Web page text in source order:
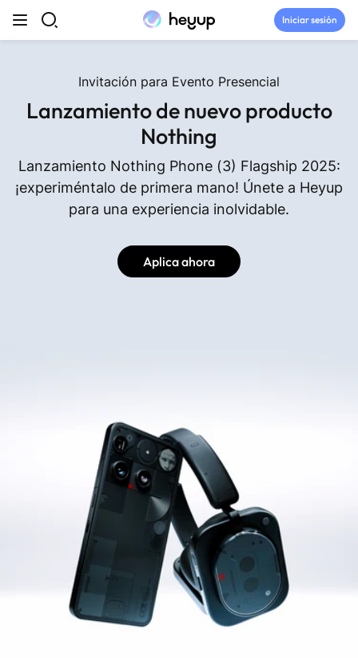
saltar al contenido
Iniciar sesión
Sala de redacción
Discord
Catálogo de marcas
Invitación para Evento Presencial
Lanzamiento de nuevo producto
Nothing
Lanzamiento Nothing Phone (3) Flagship 2025:
¡experiméntalo de primera mano! Únete a Heyup
para una experiencia inolvidable.
Aplica ahora